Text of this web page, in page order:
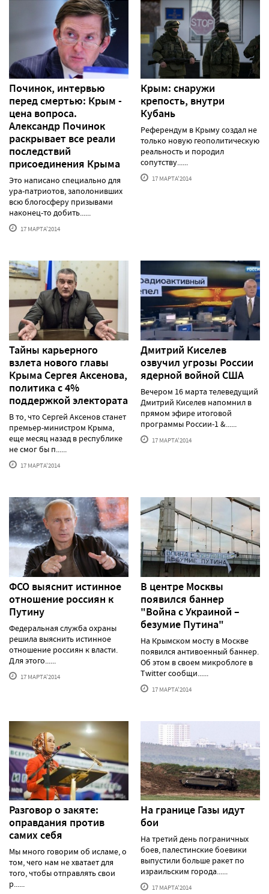
Починок, интервью
перед смертью: Крым -
цена вопроса.
Александр Починок
раскрывает все реали
последствий
присоединения Крыма
Это написано специально для
ура-патриотов, заполонивших
всю блогосферу призывами
наконец-то добить......
17 МАРТА'2014
Крым: снаружи
крепость, внутри
Кубань
Референдум в Крыму создал не
только новую геополитическую
реальность и породил
сопутству......
17 МАРТА'2014
Тайны карьерного
взлета нового главы
Крыма Сергея Аксенова,
политика с 4%
поддержкой электората
В то, что Сергей Аксенов станет
премьер-министром Крыма,
еще месяц назад в республике
не смог бы п......
17 МАРТА'2014
Дмитрий Киселев
озвучил угрозы России
ядерной войной США
Вечером 16 марта телеведущий
Дмитрий Киселев напомнил в
прямом эфире итоговой
программы России-1 &......
17 МАРТА'2014
ФСО выяснит истинное
отношение россиян к
Путину
Федеральная служба охраны
решила выяснить истинное
отношение россиян к власти.
Для этого......
17 МАРТА'2014
В центре Москвы
появился баннер
"Война с Украиной –
безумие Путина"
На Крымском мосту в Москве
появился антивоенный баннер.
Об этом в своем микроблоге в
Twitter сообщи......
17 МАРТА'2014
Разговор о закяте:
оправдания против
самих себя
Мы много говорим об исламе, о
том, чего нам не хватает для
того, чтобы отправлять свои
р......
На границе Газы идут
бои
На третий день пограничных
боев, палестинские боевики
выпустили больше ракет по
израильским города......
17 МАРТА'2014